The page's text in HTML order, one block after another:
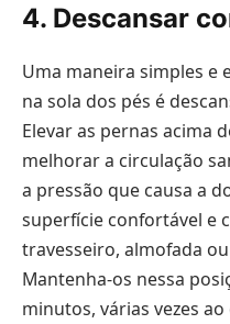
4. Descansar
Uma maneira simples e
na sola dos pés é
Elevar as pernas acima
melhorar a circulação
a pressão que causa a
superfície confortável e
travesseiro, almofada
Mantenha-os nessa
minutos, várias vezes